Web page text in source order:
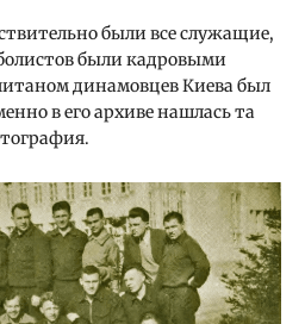
были все служащие,
были кадровыми
динамовцев Киева был
в его архиве нашлась та